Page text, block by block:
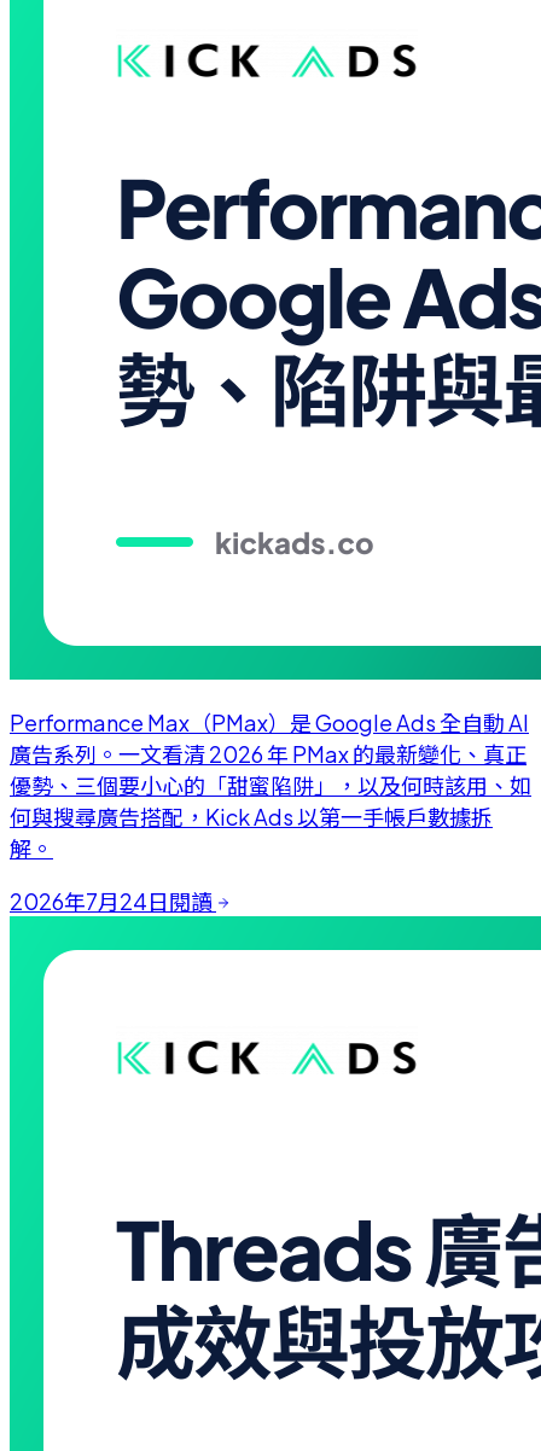
Performance Max（PMax）是 Google Ads 全自動 AI
廣告系列。一文看清 2026 年 PMax 的最新變化、真正
優勢、三個要小心的「甜蜜陷阱」，以及何時該用、如
何與搜尋廣告搭配，Kick Ads 以第一手帳戶數據拆
解。
2026年7月24日閱讀